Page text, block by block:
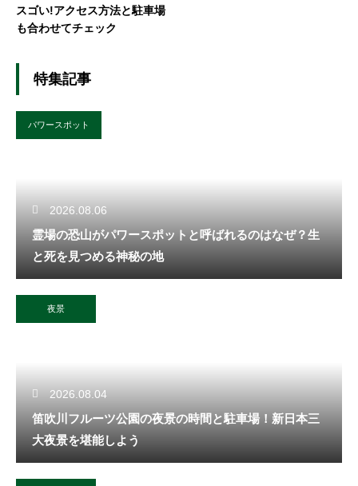
スゴい!アクセス方法と駐車場
も合わせてチェック
特集記事
パワースポット
2026.08.06
霊場の恐山がパワースポットと呼ばれるのはなぜ？生
と死を見つめる神秘の地
夜景
2026.08.04
笛吹川フルーツ公園の夜景の時間と駐車場！新日本三
大夜景を堪能しよう